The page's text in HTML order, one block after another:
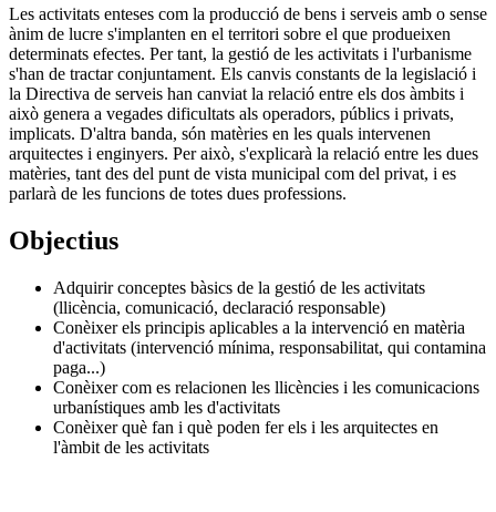
Les activitats enteses com la producció de bens i serveis amb o sense
ànim de lucre s'implanten en el territori sobre el que produeixen
determinats efectes. Per tant, la gestió de les activitats i l'urbanisme
s'han de tractar conjuntament. Els canvis constants de la legislació i
la Directiva de serveis han canviat la relació entre els dos àmbits i
això genera a vegades dificultats als operadors, públics i privats,
implicats. D'altra banda, són matèries en les quals intervenen
arquitectes i enginyers. Per això, s'explicarà la relació entre les dues
matèries, tant des del punt de vista municipal com del privat, i es
parlarà de les funcions de totes dues professions.
Objectius
Adquirir conceptes bàsics de la gestió de les activitats
(llicència, comunicació, declaració responsable)
Conèixer els principis aplicables a la intervenció en matèria
d'activitats (intervenció mínima, responsabilitat, qui contamina
paga...)
Conèixer com es relacionen les llicències i les comunicacions
urbanístiques amb les d'activitats
Conèixer què fan i què poden fer els i les arquitectes en
l'àmbit de les activitats